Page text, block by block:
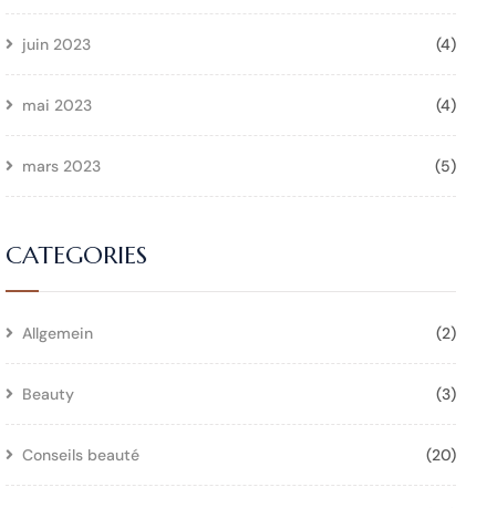
juin 2023 (4)
mai 2023 (4)
mars 2023 (5)
CATEGORIES
Allgemein (2)
Beauty (3)
Conseils beauté (20)